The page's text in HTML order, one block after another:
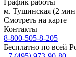
График работы
м. Тушинская (2 мин
Смотреть на карте
Контакты
8-800-505-8-205
Бесплатно по всей